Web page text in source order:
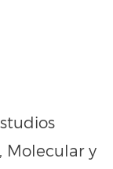
Molecular y